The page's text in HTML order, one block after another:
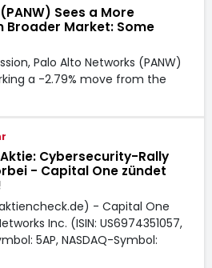
Sees a More
Broader Market: Some
Palo Alto Networks (PANW)
a -2.79% move from the
Cybersecurity-Rally
- Capital One zündet
- Capital One
Inc. (ISIN: US6974351057,
5AP, NASDAQ-Symbol: